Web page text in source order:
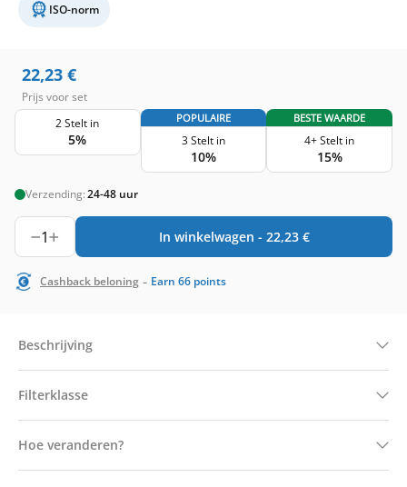
ISO-norm
22,23 €
Prijs voor set
2 Stelt in
5%
POPULAIRE
3 Stelt in
10%
BESTE WAARDE
4+ Stelt in
15%
Verzending:24-48 uur
1 In winkelwagen - 22,23 €
Cashback beloning - Earn 66 points
Beschrijving
Filterklasse
Hoe veranderen?